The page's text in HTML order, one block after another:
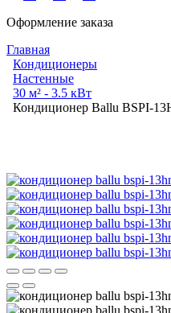
Оформление заказа
Главная
Кондиционеры
Настенные
30 м² - 3.5 кВт
Кондиционер Ballu BSPI-